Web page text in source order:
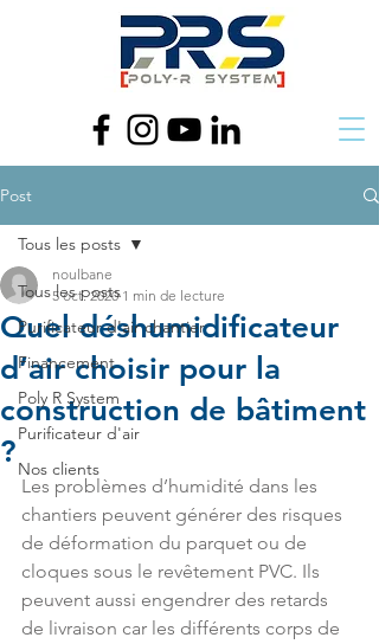
Post
Tous les posts
Purificateur d'air chantier
Financement
Poly R System
Purificateur d'air
Nos clients
Tous les posts
Quel déshumidificateur
d’air choisir pour la
construction de bâtiment
?
noulbane
5 oct. 2020 1 min de lecture
Les problèmes d’humidité dans les
chantiers peuvent générer des risques
de déformation du parquet ou de
cloques sous le revêtement PVC. Ils
peuvent aussi engendrer des retards
de livraison car les différents corps de